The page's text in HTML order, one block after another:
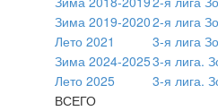
Зима 2019-20202-я лига
Лето 2021
3-я лига
Зима 2024-20253-я лига.
Лето 2025
3-я лига.
ВСЕГО